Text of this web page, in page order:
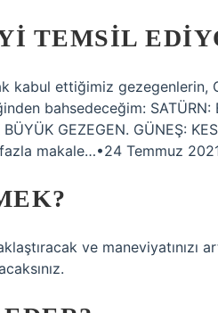
TEMSIL
kabul ettiğimiz gezegenlerin,
bahsedeceğim: SATÜRN:
GEZEGEN. GÜNEŞ:
makale…•24 Temmuz
ve maneviyatınızı